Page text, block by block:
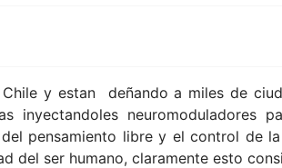
y estan deñando a miles de
inyectandoles neuromoduladores
pensamiento libre y el control de
ser humano, claramente esto